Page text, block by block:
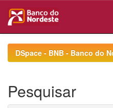
navigationDSpace - BNB - Banco do
Pesquisar